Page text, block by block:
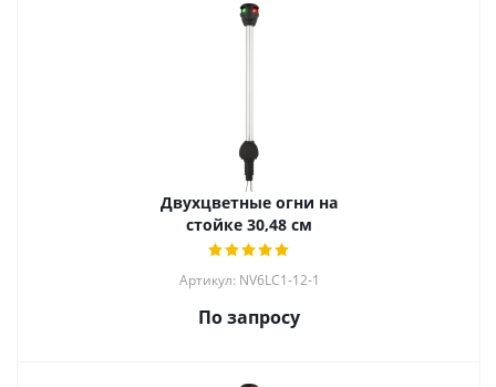
Двухцветные огни на
стойке 30,48 см
Артикул: NV6LC1-12-1
По запросу